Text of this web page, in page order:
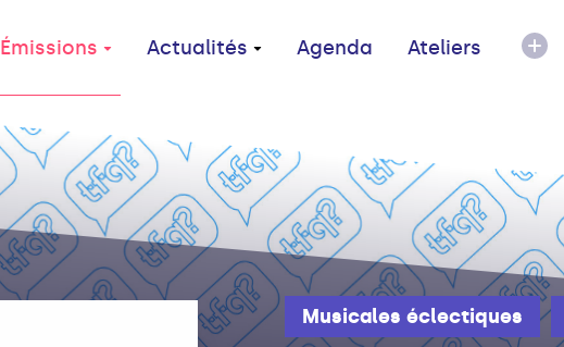
Émissions Actualités Agenda Ateliers
Musicales éclectiques